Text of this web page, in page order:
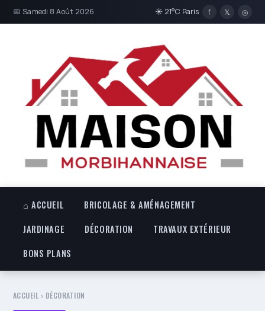
📅 Samedi 8 Août 2026 ☀ 21°C Paris f 𝕏 ◎
⌂ ACCUEIL
BRICOLAGE & AMÉNAGEMENT
JARDINAGE
DÉCORATION
TRAVAUX EXTÉRIEUR
BONS PLANS
ACCUEIL › DÉCORATION